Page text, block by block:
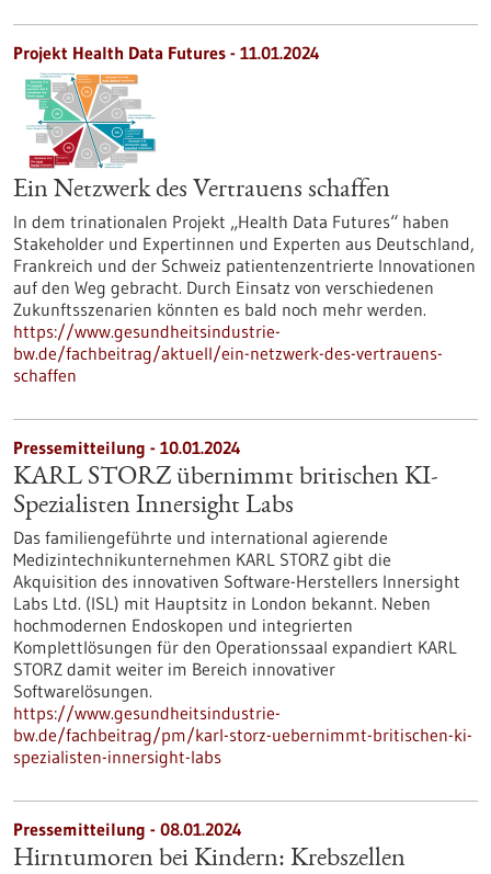
Projekt Health Data Futures - 11.01.2024
Ein Netzwerk des Vertrauens schaffen
In dem trinationalen Projekt „Health Data Futures“ haben
Stakeholder und Expertinnen und Experten aus Deutschland,
Frankreich und der Schweiz patientenzentrierte Innovationen
auf den Weg gebracht. Durch Einsatz von verschiedenen
Zukunftsszenarien könnten es bald noch mehr werden.
https://www.gesundheitsindustrie-
bw.de/fachbeitrag/aktuell/ein-netzwerk-des-vertrauens-
schaffen
Pressemitteilung - 10.01.2024
KARL STORZ übernimmt britischen KI-
Spezialisten Innersight Labs
Das familiengeführte und international agierende
Medizintechnikunternehmen KARL STORZ gibt die
Akquisition des innovativen Software-Herstellers Innersight
Labs Ltd. (ISL) mit Hauptsitz in London bekannt. Neben
hochmodernen Endoskopen und integrierten
Komplettlösungen für den Operationssaal expandiert KARL
STORZ damit weiter im Bereich innovativer
Softwarelösungen.
https://www.gesundheitsindustrie-
bw.de/fachbeitrag/pm/karl-storz-uebernimmt-britischen-ki-
spezialisten-innersight-labs
Pressemitteilung - 08.01.2024
Hirntumoren bei Kindern: Krebszellen